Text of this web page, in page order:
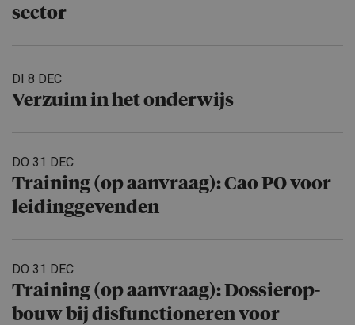
sector
DI 8 DEC
Verzuim in het onderwijs
DO 31 DEC
Training (op aanvraag): Cao PO voor
leidingge­venden
DO 31 DEC
Training (op aanvraag): Dossierop­
bouw bij disfuncti­o­neren voor